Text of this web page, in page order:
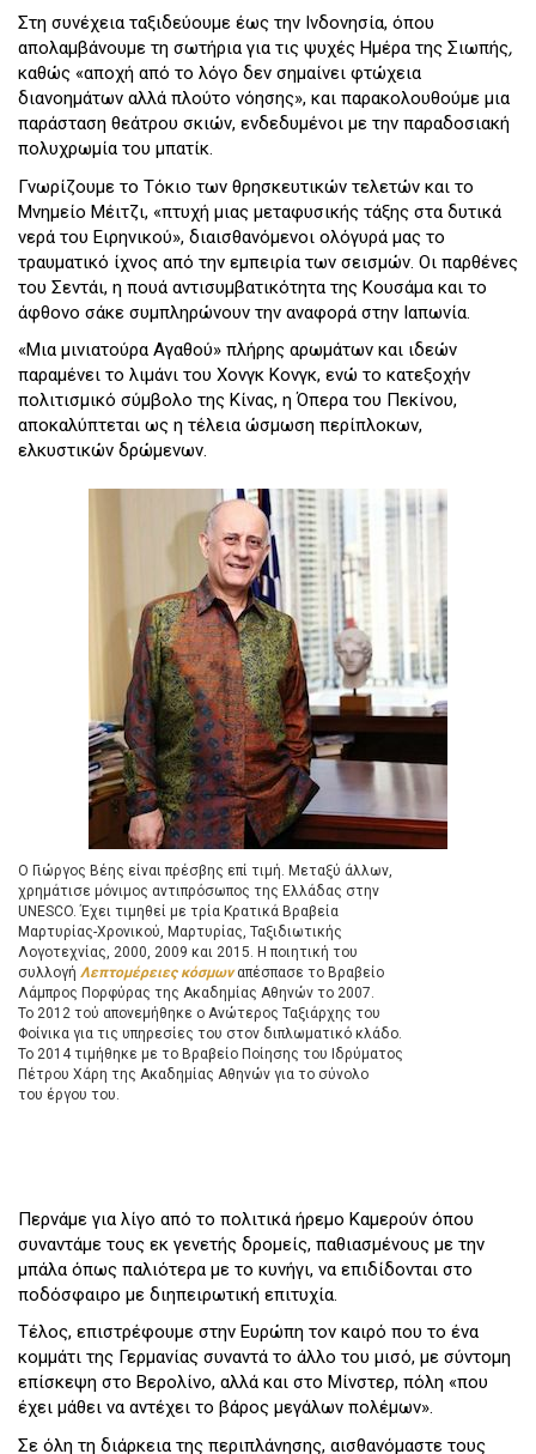
Στη συνέχεια ταξιδεύουμε έως την Ινδονησία, όπου
απολαμβάνουμε τη σωτήρια για τις ψυχές Ημέρα της Σιωπής,
καθώς «αποχή από το λόγο δεν σημαίνει φτώχεια
διανοημάτων αλλά πλούτο νόησης», και παρακολουθούμε μια
παράσταση θεάτρου σκιών, ενδεδυμένοι με την παραδοσιακή
πολυχρωμία του μπατίκ.
Γνωρίζουμε το Τόκιο των θρησκευτικών τελετών και το
Μνημείο Μέιτζι, «πτυχή μιας μεταφυσικής τάξης στα δυτικά
νερά του Ειρηνικού», διαισθανόμενοι ολόγυρά μας το
τραυματικό ίχνος από την εμπειρία των σεισμών. Οι παρθένες
του Σεντάι, η πουά αντισυμβατικότητα της Κουσάμα και το
άφθονο σάκε συμπληρώνουν την αναφορά στην Ιαπωνία.
«Μια μινιατούρα Αγαθού» πλήρης αρωμάτων και ιδεών
παραμένει το λιμάνι του Χονγκ Κονγκ, ενώ το κατεξοχήν
πολιτισμικό σύμβολο της Κίνας, η Όπερα του Πεκίνου,
αποκαλύπτεται ως η τέλεια ώσμωση περίπλοκων,
ελκυστικών δρώμενων.
Ο Γιώργος Βέης είναι πρέσβης επί τιμή. Μεταξύ άλλων,
χρημάτισε μόνιμος αντιπρόσωπος της Ελλάδας στην
UNESCO. Έχει τιμηθεί με τρία Κρατικά Βραβεία
Μαρτυρίας-Χρονικού, Μαρτυρίας, Ταξιδιωτικής
Λογοτεχνίας, 2000, 2009 και 2015. Η ποιητική του
συλλογή Λεπτομέρειες κόσμωναπέσπασε το Βραβείο
Λάμπρος Πορφύρας της Ακαδημίας Αθηνών το 2007.
Το 2012 τού απονεμήθηκε ο Ανώτερος Ταξιάρχης του
Φοίνικα για τις υπηρεσίες του στον διπλωματικό κλάδο.
Το 2014 τιμήθηκε με το Βραβείο Ποίησης του Ιδρύματος
Πέτρου Χάρη της Ακαδημίας Αθηνών για το σύνολο
του έργου του.
Περνάμε για λίγο από το πολιτικά ήρεμο Καμερούν όπου
συναντάμε τους εκ γενετής δρομείς, παθιασμένους με την
μπάλα όπως παλιότερα με το κυνήγι, να επιδίδονται στο
ποδόσφαιρο με διηπειρωτική επιτυχία.
Τέλος, επιστρέφουμε στην Ευρώπη τον καιρό που το ένα
κομμάτι της Γερμανίας συναντά το άλλο του μισό, με σύντομη
επίσκεψη στο Βερολίνο, αλλά και στο Μίνστερ, πόλη «που
έχει μάθει να αντέχει το βάρος μεγάλων πολέμων».
Σε όλη τη διάρκεια της περιπλάνησης, αισθανόμαστε τους